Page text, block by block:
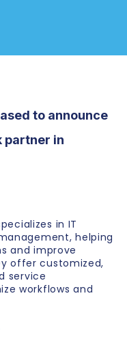
to announce
partner in
in IT
helping
and improve
offer customized,
service
workflows and